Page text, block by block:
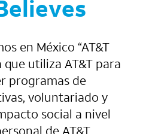
en México “AT&T
que utiliza AT&T para
programas de
voluntariado y
social a nivel